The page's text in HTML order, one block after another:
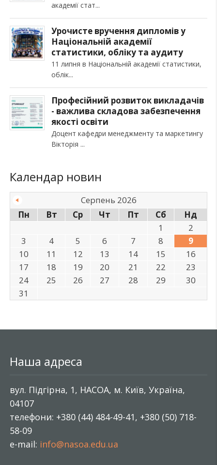
академії стат
Урочисте вручення дипломів у
Національній академії
статистики, обліку та аудиту
11 липня в Національній академії статистики,
облік
Професійний розвиток викладачів
- важлива складова забезпечення
якості освіти
Доцент кафедри менеджменту та маркетингу
Вікторія
Календар новин
Серпень 2026
Пн
Вт Ср Чт Пт Сб
Нд
1
2
3
4 5 6 7 8
9
10
11 12 13 14 15
16
17
18 19 20 21 22
23
24
25 26 27 28 29
30
31
Наша адреса
вул. Підгірна, 1, НАСОА, м. Київ, Україна,
04107
телефони: +380 (44) 484-49-41, +380 (50) 718-
58-09
e-mail: info@nasoa.edu.ua